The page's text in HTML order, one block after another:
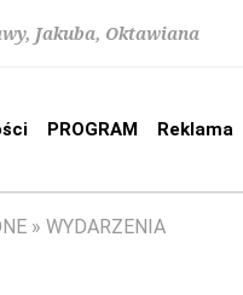
Jakuba, Oktawiana
PROGRAM Reklama
WYDARZENIA